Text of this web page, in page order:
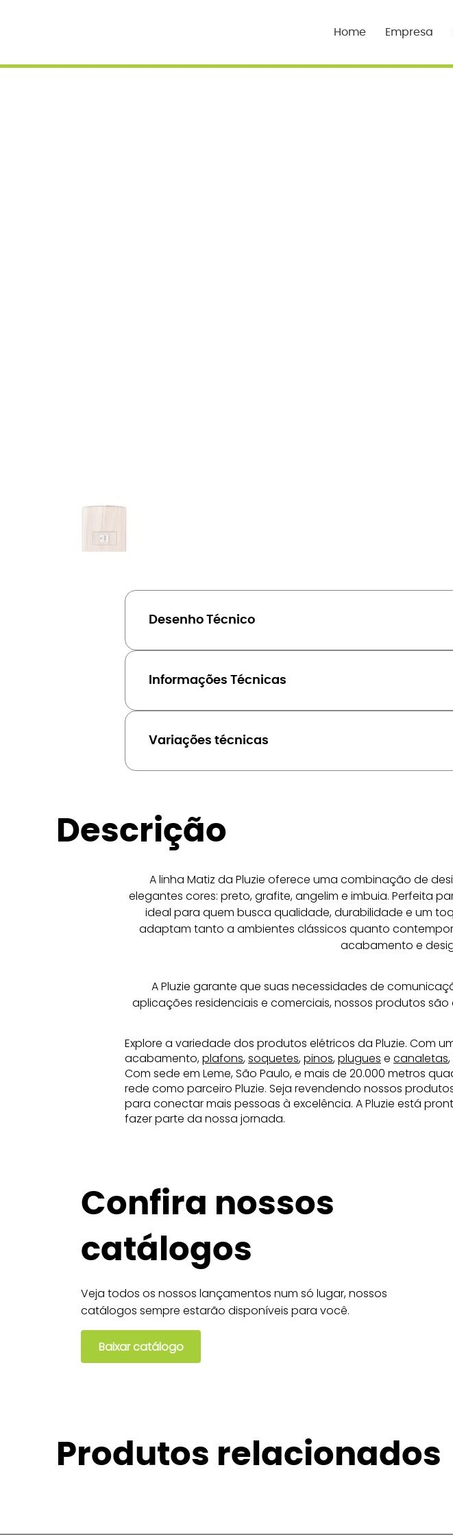
Home Empresa
Desenho Técnico
Informações Técnicas
Variações técnicas
Descrição
A linha Matiz da Pluzie oferece uma combinação de
elegantes cores: preto, grafite, angelim e imbuia. Perfeita
ideal para quem busca qualidade, durabilidade e um
adaptam tanto a ambientes clássicos quanto
acabamento e
A Pluzie garante que suas necessidades de
aplicações residenciais e comerciais, nossos produtos
Explore a variedade dos produtos elétricos da Pluzie. Com
acabamento,plafons,soquetes,pinos,plugues e canaletas
Com sede em Leme, São Paulo, e mais de 20.000 metros
rede como parceiro Pluzie. Seja revendendo nossos
para conectar mais pessoas à excelência. A Pluzie está
fazer parte da nossa jornada.
Confira nossos
catálogos
Veja todos os nossos lançamentos num só lugar, nossos
catálogos sempre estarão disponíveis para você.
Baixar catálogo
Produtos relacionados